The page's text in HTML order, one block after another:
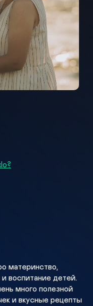
материнство,
воспитание детей.
много полезной
и вкусные рецепты